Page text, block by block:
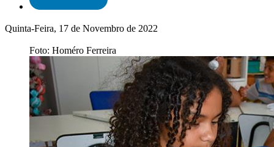
Quinta-Feira, 17 de Novembro de 2022
Foto: Homéro Ferreira